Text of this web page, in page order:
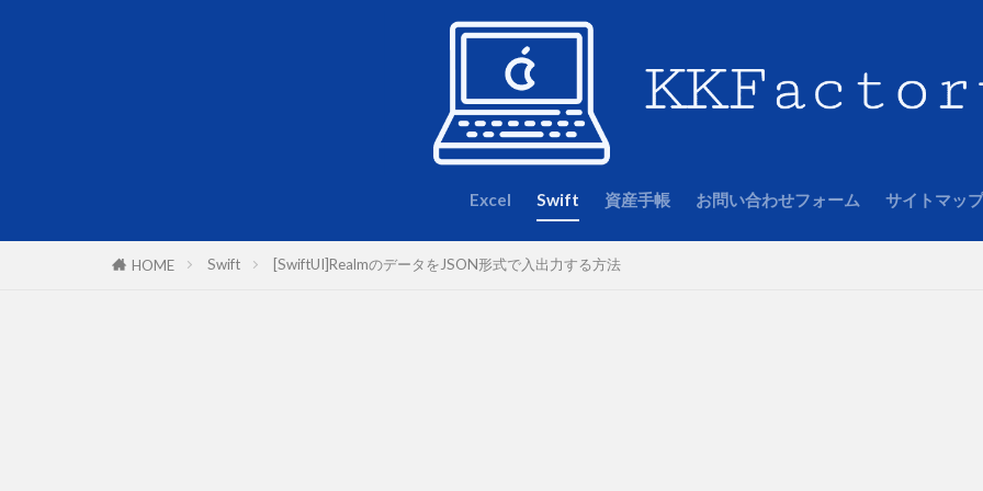
Excel Swift 資産手帳 お問い合わせフォーム サイトマップ
HOME Swift [SwiftUI]RealmのデータをJSON形式で入出力する方法